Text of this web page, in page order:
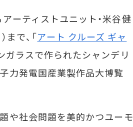
ーティストユニット・米谷健
まで、「アート クルーズ ギャ
ガラスで作られたシャンデリ
力発電国産業製作品大博覧
や社会問題を美的かつユーモ